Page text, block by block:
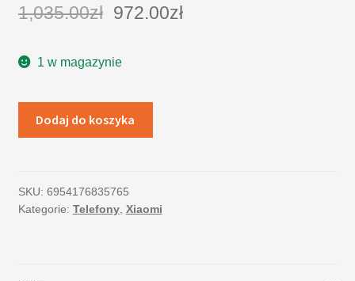
1,035.00zł 972.00zł
1 w magazynie
Dodaj do koszyka
SKU: 6954176835765
Kategorie: Telefony, Xiaomi